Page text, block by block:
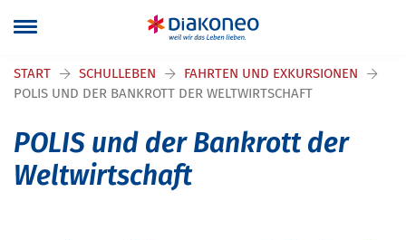
START SCHULLEBEN
FAHRTEN UND EXKURSIONEN
POLIS UND DER BANKROTT DER WELTWIRTSCHAFT
POLIS und der Bankrott der
Weltwirtschaft